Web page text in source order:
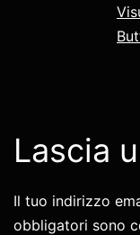
Lascia
Il tuo indirizzo
obbligatori sono